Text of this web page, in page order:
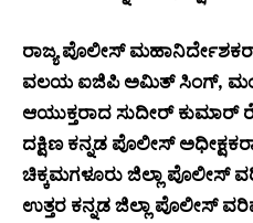
ರಾಜ್ಯ ಪೊಲೀಸ್
ವಲಯ ಐಜಿಪಿ ಅಮಿತ್ ಸಿಂಗ್,
ಆಯುಕ್ತರಾದ ಸುದೀರ್
ದಕ್ಷಿಣ ಕನ್ನಡ ಪೊಲೀಸ್
ಚಿಕ್ಕಮಗಳೂರು ಜಿಲ್ಲಾ ಪೊಲೀಸ್
ಉತ್ತರ ಕನ್ನಡ ಜಿಲ್ಲಾ ಪೊಲೀಸ್